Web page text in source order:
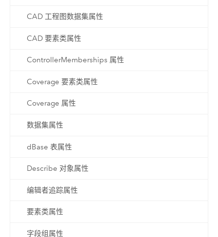
CAD 工程图数据集属性
CAD 要素类属性
ControllerMemberships 属性
Coverage 要素类属性
Coverage 属性
数据集属性
dBase 表属性
Describe 对象属性
编辑者追踪属性
要素类属性
字段组属性